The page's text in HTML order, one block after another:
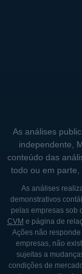
as
clientes é
A
manter
dinâmico,
de
clientes.
A
As análises
independente,
conteúdo das
todo ou em parte,
As análises
demonstrativos
pelas empresas sob
CVM e página de
Ações não
empresas, não
sujeitas a
condições de